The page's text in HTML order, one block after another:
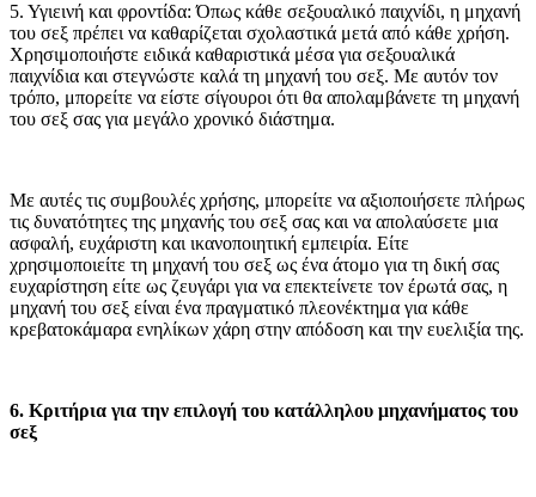
5. Υγιεινή και φροντίδα: Όπως κάθε σεξουαλικό παιχνίδι, η μηχανή
του σεξ πρέπει να καθαρίζεται σχολαστικά μετά από κάθε χρήση.
Χρησιμοποιήστε ειδικά καθαριστικά μέσα για σεξουαλικά
παιχνίδια και στεγνώστε καλά τη μηχανή του σεξ. Με αυτόν τον
τρόπο, μπορείτε να είστε σίγουροι ότι θα απολαμβάνετε τη μηχανή
του σεξ σας για μεγάλο χρονικό διάστημα.
Με αυτές τις συμβουλές χρήσης, μπορείτε να αξιοποιήσετε πλήρως
τις δυνατότητες της μηχανής του σεξ σας και να απολαύσετε μια
ασφαλή, ευχάριστη και ικανοποιητική εμπειρία. Είτε
χρησιμοποιείτε τη μηχανή του σεξ ως ένα άτομο για τη δική σας
ευχαρίστηση είτε ως ζευγάρι για να επεκτείνετε τον έρωτά σας, η
μηχανή του σεξ είναι ένα πραγματικό πλεονέκτημα για κάθε
κρεβατοκάμαρα ενηλίκων χάρη στην απόδοση και την ευελιξία της.
6. Κριτήρια για την επιλογή του κατάλληλου μηχανήματος του
σεξ